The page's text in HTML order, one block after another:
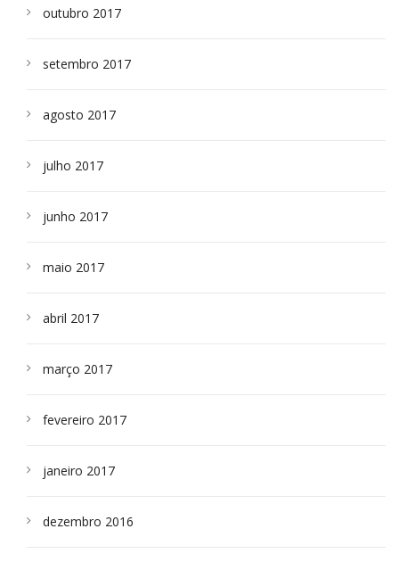
outubro 2017
setembro 2017
agosto 2017
julho 2017
junho 2017
maio 2017
abril 2017
março 2017
fevereiro 2017
janeiro 2017
dezembro 2016